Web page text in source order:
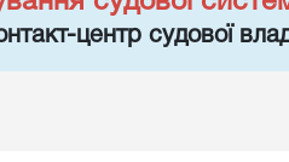
центр судової